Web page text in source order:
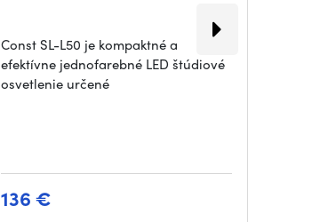
Const SL-L50 je kompaktné a
efektívne jednofarebné LED štúdiové
osvetlenie určené
136 €